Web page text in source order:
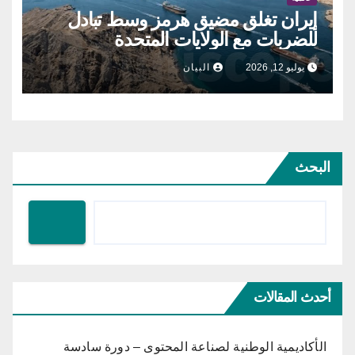
إيران تغلق مضيق هرمز وسط تبادل
للضربات مع الولايات المتحدة
يوليو 12, 2026 البيان
البحث
أحدث المقالات
الأكاديمية الوطنية لصناعة المحتوى – دورة سادسة